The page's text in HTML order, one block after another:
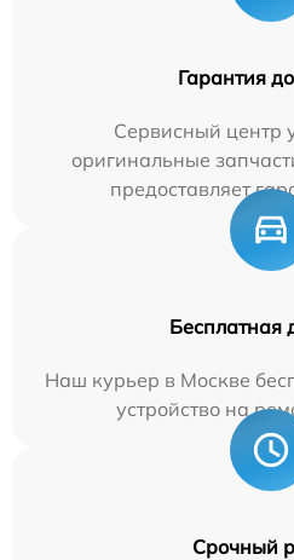
Гарантия
Сервисный центр
оригинальные
предоставляет
Бесплатная
Наш курьер в Москве
устройство на
Срочный